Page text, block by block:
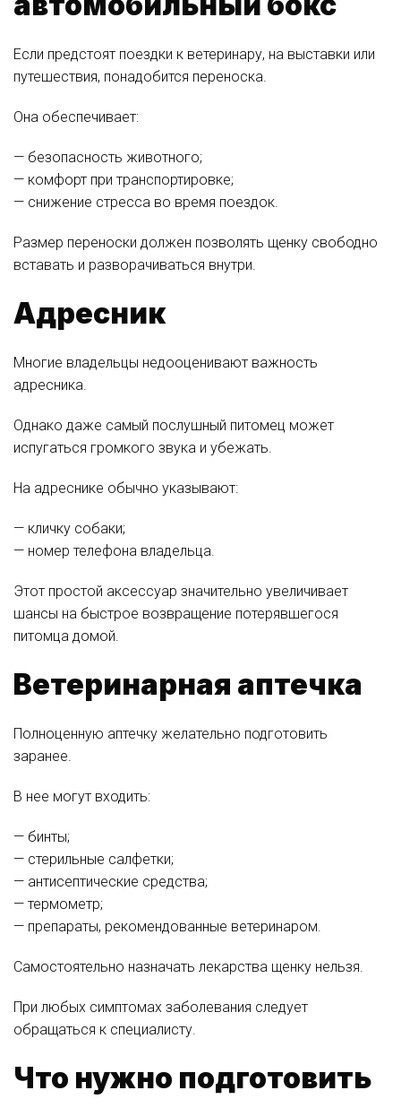
Если предстоят поездки к ветеринару, на выставки или
путешествия, понадобится переноска.
Она обеспечивает:
— безопасность животного;
— комфорт при транспортировке;
— снижение стресса во время поездок.
Размер переноски должен позволять щенку свободно
вставать и разворачиваться внутри.
Адресник
Многие владельцы недооценивают важность
адресника.
Однако даже самый послушный питомец может
испугаться громкого звука и убежать.
На адреснике обычно указывают:
— кличку собаки;
— номер телефона владельца.
Этот простой аксессуар значительно увеличивает
шансы на быстрое возвращение потерявшегося
питомца домой.
Ветеринарная аптечка
Полноценную аптечку желательно подготовить
заранее.
В нее могут входить:
— бинты;
— стерильные салфетки;
— антисептические средства;
— термометр;
— препараты, рекомендованные ветеринаром.
Самостоятельно назначать лекарства щенку нельзя.
При любых симптомах заболевания следует
обращаться к специалисту.
Что нужно подготовить